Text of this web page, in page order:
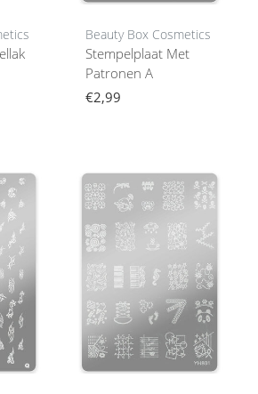
Beauty Box Cosmetics
Stempelplaat Met
Patronen A
€2,99